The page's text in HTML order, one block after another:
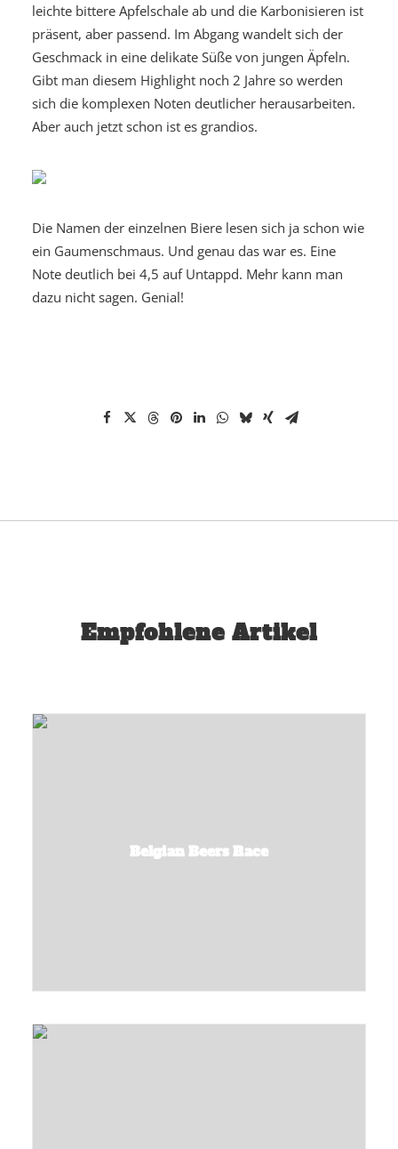
leichte bittere Apfelschale ab und die Karbonisieren ist
präsent, aber passend. Im Abgang wandelt sich der
Geschmack in eine delikate Süße von jungen Äpfeln.
Gibt man diesem Highlight noch 2 Jahre so werden
sich die komplexen Noten deutlicher herausarbeiten.
Aber auch jetzt schon ist es grandios.
Die Namen der einzelnen Biere lesen sich ja schon wie
ein Gaumenschmaus. Und genau das war es. Eine
Note deutlich bei 4,5 auf Untappd. Mehr kann man
dazu nicht sagen. Genial!
Empfohlene Artikel
Belgian Beers Race